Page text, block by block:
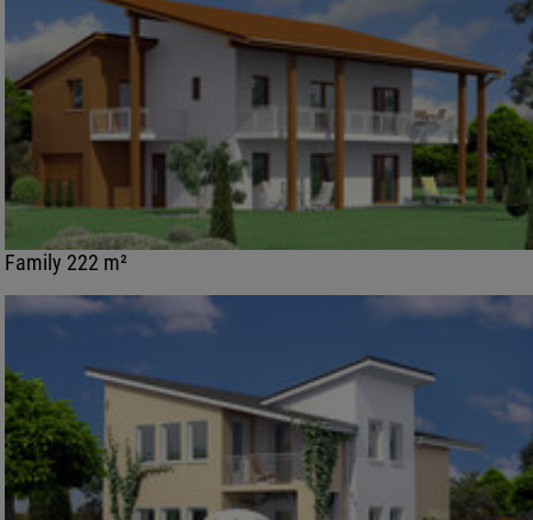
Family 222 m²